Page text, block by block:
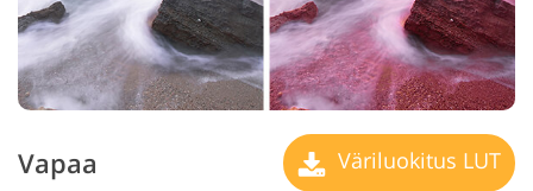
Vapaa Väriluokitus LUT